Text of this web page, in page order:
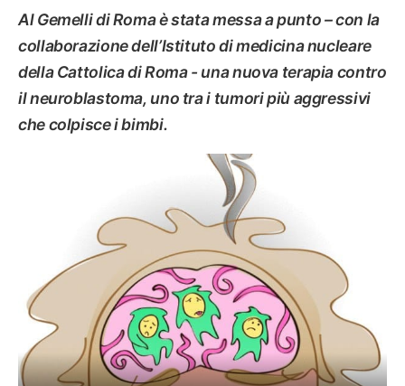
Al Gemelli di Roma è stata messa a punto – con la
collaborazione dell’Istituto di medicina nucleare
della Cattolica di Roma - una nuova terapia contro
il neuroblastoma, uno tra i tumori più aggressivi
che colpisce i bimbi.